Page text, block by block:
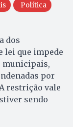
Política
dos
lei que impede
municipais,
por
restrição vale
sendo